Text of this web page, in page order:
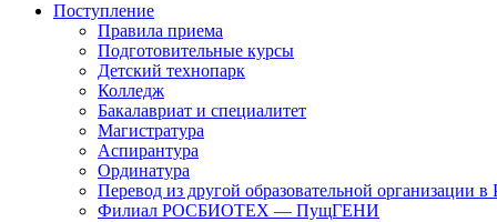
Поступление
Правила приема
Подготовительные курсы
Детский технопарк
Колледж
Бакалавриат и специалитет
Магистратура
Аспирантура
Ординатура
Перевод из другой образовательной
Филиал РОСБИОТЕХ — ПущГЕНИ